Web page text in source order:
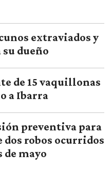
extraviados y
dueño
de 15 vaquillonas
a Ibarra
preventiva para
robos ocurridos
de mayo